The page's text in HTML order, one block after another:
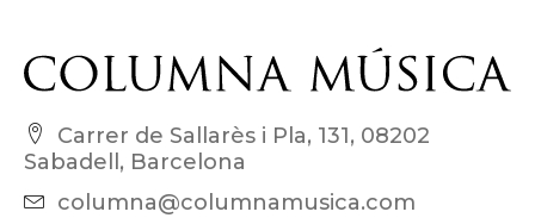
Carrer de Sallarès i Pla, 131, 08202
Sabadell, Barcelona
columna@columnamusica.com